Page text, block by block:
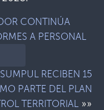
CONTINÚA
A PERSONAL
RECIBEN 15
PARTE DEL PLAN
TERRITORIAL »»